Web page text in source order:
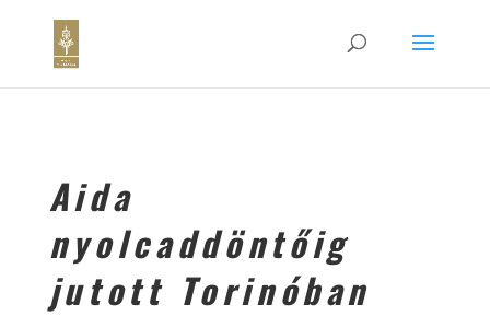
Aida
nyolcaddöntőig
jutott Torinóban